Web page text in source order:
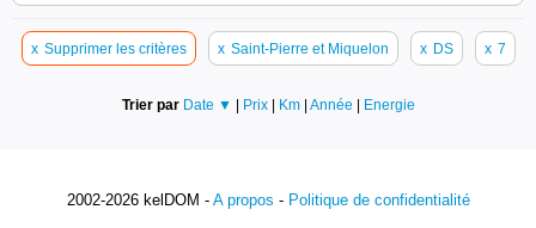
x Supprimer les critères x Saint-Pierre et Miquelon x DS x 7
Trier par Date ▼ | Prix | Km | Année | Energie
2002-2026 kelDOM - A propos - Politique de confidentialité